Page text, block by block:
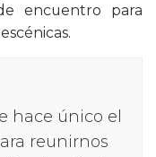
encuentro para
hace único el
reunirnos